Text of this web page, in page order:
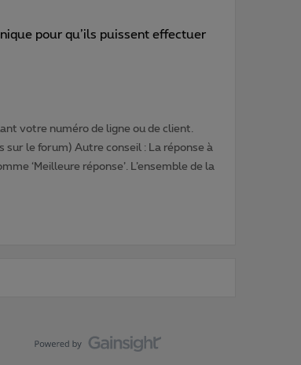
pour qu’ils puissent effectuer
votre numéro de ligne ou de client.
le forum) Autre conseil : La réponse à
‘Meilleure réponse’. L’ensemble de la